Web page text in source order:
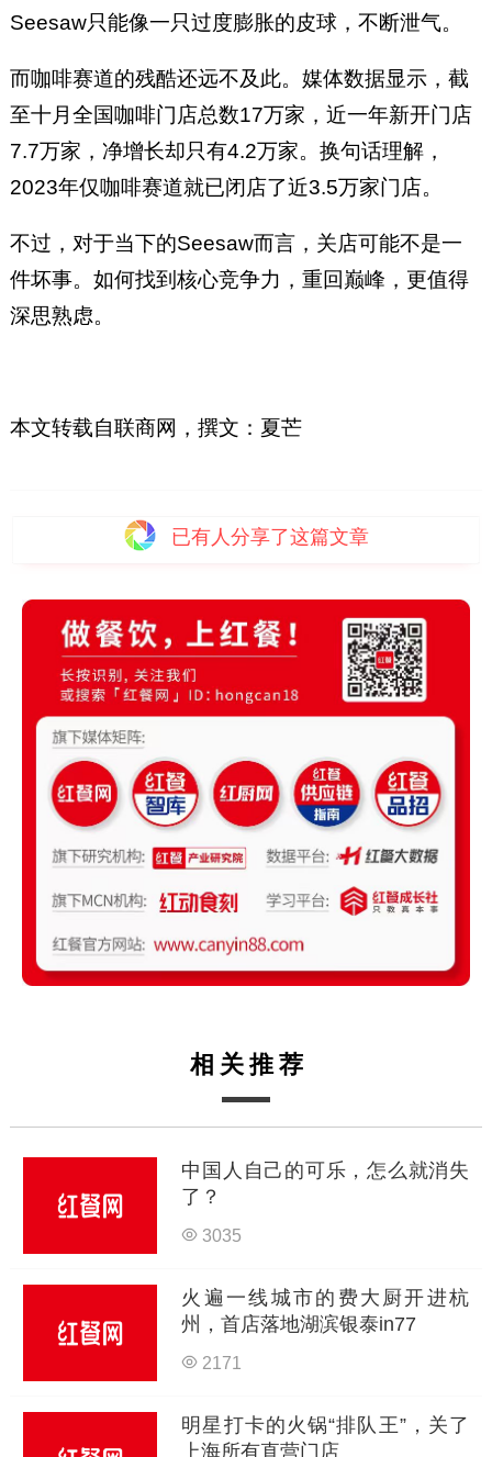
Seesaw只能像一只过度膨胀的皮球，不断泄气。
而咖啡赛道的残酷还远不及此。媒体数据显示，截
至十月全国咖啡门店总数17万家，近一年新开门店
7.7万家，净增长却只有4.2万家。换句话理解，
2023年仅咖啡赛道就已闭店了近3.5万家门店。
不过，对于当下的Seesaw而言，关店可能不是一
件坏事。如何找到核心竞争力，重回巅峰，更值得
深思熟虑。
本文转载自联商网，撰文：夏芒
已有人分享了这篇文章
相关推荐
中国人自己的可乐，怎么就消失
了？
3035
火遍一线城市的费大厨开进杭
州，首店落地湖滨银泰in77
2171
明星打卡的火锅“排队王”，关了
上海所有直营门店